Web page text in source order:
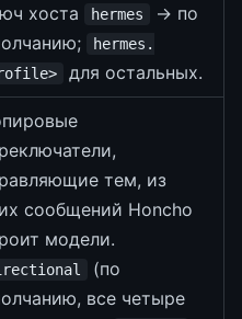
хоста
hermes
→ по
hermes.
для остальных.
тем, из
сообщений Honcho
модели.
(по
все четыре